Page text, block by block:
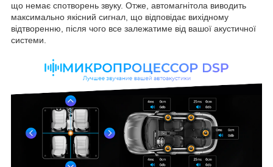
що немає спотворень звуку. Отже, автомагнітола виводить
максимально якісний сигнал, що відповідає вихідному
відтворенню, після чого все залежатиме від вашої акустичної
системи.